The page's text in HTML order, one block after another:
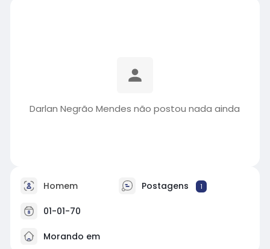
Darlan Negrão Mendes não postou nada ainda
Homem Postagens 1
01-01-70
Morando em